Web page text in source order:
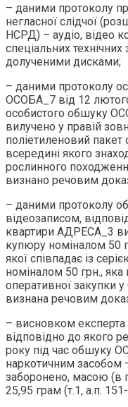
– даними протоколу
негласної слідчої
НСРД) – аудіо, відео
спеціальних
долученими дисками;
– даними протоколу
ОСОБА_7 від 12
особистого обшуку
вилучено у правій
поліетиленовий
всередині якого
рослинного
визнано речовим
– даними протоколу
відеозаписом,
квартири АДРЕСА_3
купюру номіналом 50
якої співпадає із
номіналом 50 грн., яка
оперативної закупки
визнана речовим
– висновком
відповідно до якого
року під час обшуку
наркотичним засобом
заборонено, масою (в
25,95 грам (т.1, а.п.